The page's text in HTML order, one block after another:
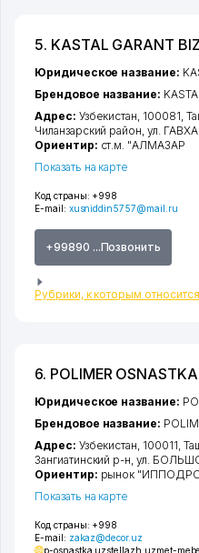
5. KASTAL GARANT
Код страны: +998
E-mail: xusniddin5757@mail.ru
+99890 ...Позвонить
Рубрики, к которым
Юридическое название:
Брендовое название:
Адрес: Узбекистан, 100081,
Чиланзарский район ,ул.
Ориентир: ст.м. "АЛМАЗАР
Показать на карте
6. POLIMER
Код страны: +998
E-mail: zakaz@decor.uz
p-osnastka.uzstellazh.uzmet-
Юридическое название:
Брендовое название:
Адрес: Узбекистан, 100011,
Зангиатинский р-н,ул.
Ориентир: рынок
Показать на карте